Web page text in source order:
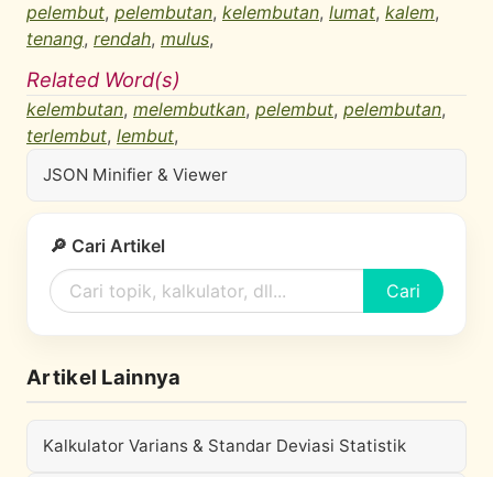
pelembut, pelembutan, kelembutan, lumat, kalem,
tenang, rendah, mulus,
Related Word(s)
kelembutan, melembutkan, pelembut, pelembutan,
terlembut, lembut,
JSON Minifier & Viewer
🔎 Cari Artikel
Cari
Artikel Lainnya
Kalkulator Varians & Standar Deviasi Statistik